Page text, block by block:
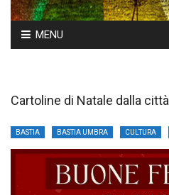
Skip
to
MENU
Cartoline di Natale dalla città
BASTIA BASTIA UMBRA CULTURA